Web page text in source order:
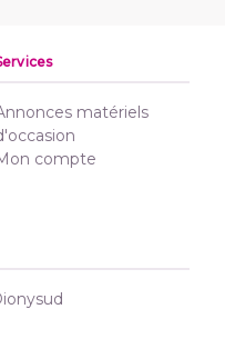
matériels
compte